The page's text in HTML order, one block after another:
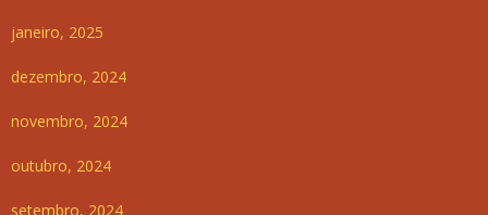
janeiro, 2025
dezembro, 2024
novembro, 2024
outubro, 2024
setembro, 2024